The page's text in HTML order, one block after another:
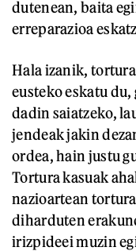
dutenean, baita
erreparazioa
Hala izanik,
eusteko eskatu
dadin saiatzeko,
jendeak jakin
ordea, hain justu
Tortura kasuak
nazioartean
diharduten
irizpideei muzin